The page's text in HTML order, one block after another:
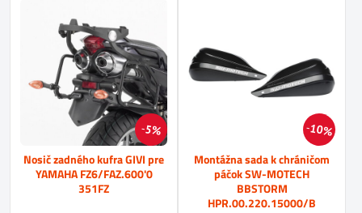
5%
Nosič zadného kufra GIVI pre
YAMAHA FZ6/FAZ.600'0
351FZ
10%
Montážna sada k chráničom
páčok SW-MOTECH
BBSTORM
HPR.00.220.15000/B